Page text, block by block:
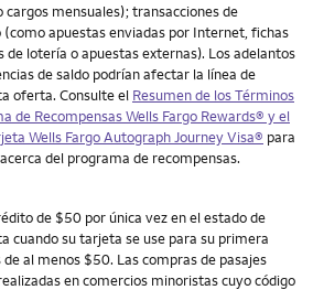
cargos mensuales); transacciones de
apuestas enviadas por Internet, fichas
de lotería o apuestas externas). Los adelantos
de saldo podrían afectar la línea de
oferta. Consulte el Resumen de los Términos
de Recompensas Wells Fargo Rewards® y el
Wells Fargo Autograph Journey Visa® para
del programa de recompensas.
de $50 por única vez en el estado de
cuando su tarjeta se use para su primera
al menos $50. Las compras de pasajes
en comercios minoristas cuyo código